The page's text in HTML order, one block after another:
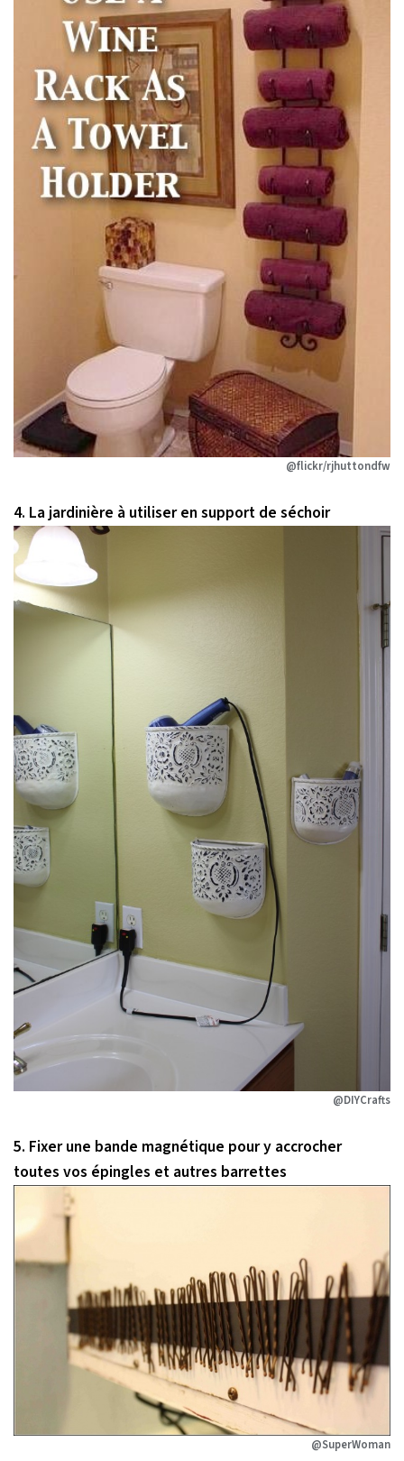
@flickr/rjhuttondfw
4. La jardinière à utiliser en support de séchoir
@DIYCrafts
5. Fixer une bande magnétique pour y accrocher
toutes vos épingles et autres barrettes
@SuperWoman